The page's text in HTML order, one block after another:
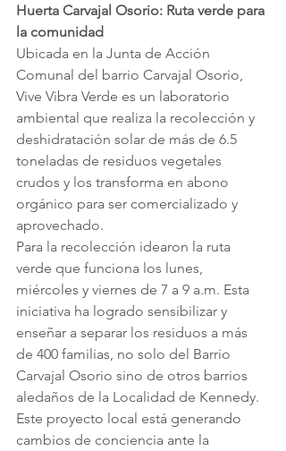
Huerta Carvajal Osorio: Ruta verde para
la comunidad
Ubicada en la Junta de Acción
Comunal del barrio Carvajal Osorio,
Vive Vibra Verde es un laboratorio
ambiental que realiza la recolección y
deshidratación solar de más de 6.5
toneladas de residuos vegetales
crudos y los transforma en abono
orgánico para ser comercializado y
aprovechado.
Para la recolección idearon la ruta
verde que funciona los lunes,
miércoles y viernes de 7 a 9 a.m. Esta
iniciativa ha logrado sensibilizar y
enseñar a separar los residuos a más
de 400 familias, no solo del Barrio
Carvajal Osorio sino de otros barrios
aledaños de la Localidad de Kennedy.
Este proyecto local está generando
cambios de conciencia ante la